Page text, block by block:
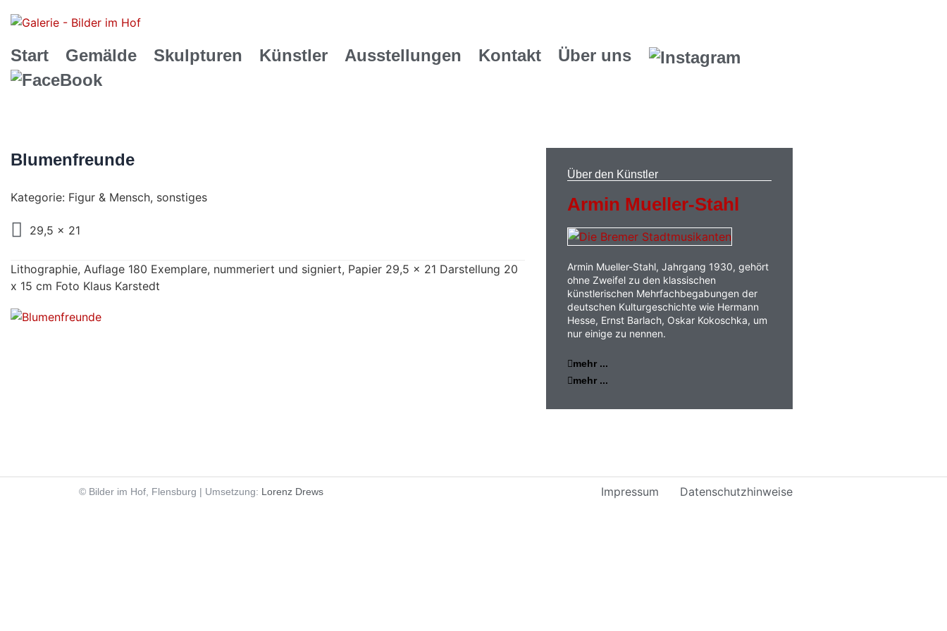
Start Gemälde Skulpturen Künstler Ausstellungen Kontakt Über uns
Blumenfreunde
Kategorie: Figur & Mensch, sonstiges
29,5 x 21
Lithographie, Auflage 180 Exemplare, nummeriert und signiert, Papier 29,5 x 21 Darstellung 20
x 15 cm Foto Klaus Karstedt
Über den Künstler
Armin Mueller-Stahl
Armin Mueller-Stahl, Jahrgang 1930, gehört
ohne Zweifel zu den klassischen
künstlerischen Mehrfachbegabungen der
deutschen Kulturgeschichte wie Hermann
Hesse, Ernst Barlach, Oskar Kokoschka, um
nur einige zu nennen.
mehr ...
mehr ...
© Bilder im Hof, Flensburg | Umsetzung: Lorenz Drews Impressum Datenschutzhinweise